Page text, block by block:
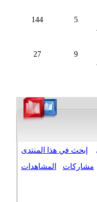
144
27
إبحث في هذا المنتدى
مشاركات المشاهدات